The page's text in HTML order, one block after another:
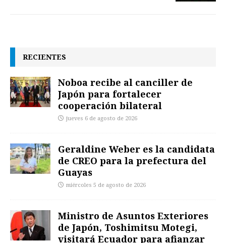
RECIENTES
Noboa recibe al canciller de
Japón para fortalecer
cooperación bilateral
jueves 6 de agosto de 2026
Geraldine Weber es la candidata
de CREO para la prefectura del
Guayas
miércoles 5 de agosto de 2026
Ministro de Asuntos Exteriores
de Japón, Toshimitsu Motegi,
visitará Ecuador para afianzar